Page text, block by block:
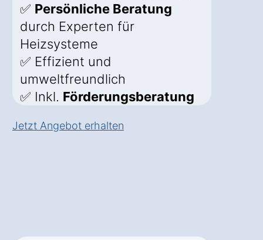
✅ Persönliche Beratung
durch Experten für
Heizsysteme
✅ Effizient und
umweltfreundlich
✅ Inkl. Förderungsberatung
Jetzt Angebot erhalten